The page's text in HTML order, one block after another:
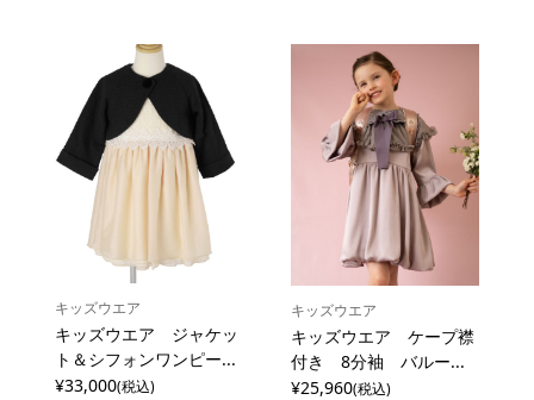
キッズウエア
キッズウエア ジャケッ
ト＆シフォンワンピー...
¥33,000(税込)
キッズウエア
キッズウエア ケープ襟
付き 8分袖 バルー...
¥25,960(税込)